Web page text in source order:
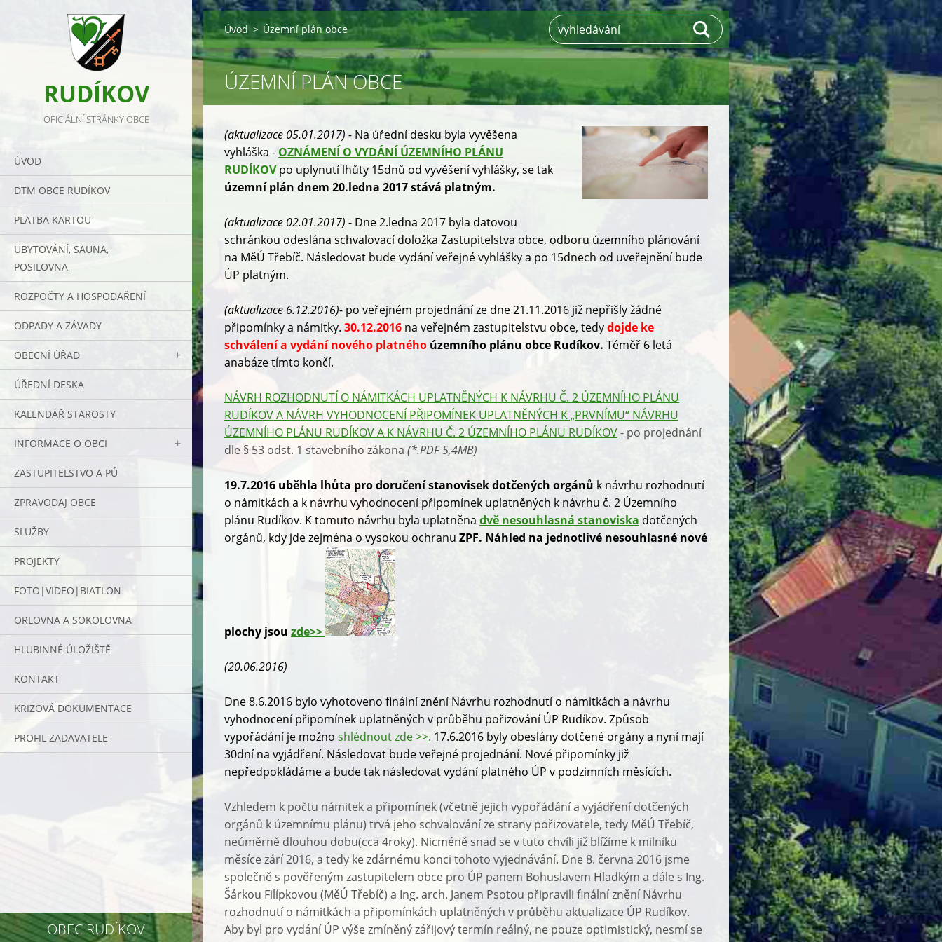
RUDÍKOV
OFICIÁLNÍ STRÁNKY OBCE
ÚVOD
DTM OBCE RUDÍKOV
PLATBA KARTOU
UBYTOVÁNÍ, SAUNA,
POSILOVNA
ROZPOČTY A HOSPODAŘENÍ
ODPADY A ZÁVADY
OBECNÍ ÚŘAD
ÚŘEDNÍ DESKA
KALENDÁŘ STAROSTY
INFORMACE O OBCI
ZASTUPITELSTVO A PÚ
ZPRAVODAJ OBCE
SLUŽBY
PROJEKTY
FOTO|VIDEO|BIATLON
ORLOVNA A SOKOLOVNA
HLUBINNÉ ÚLOŽIŠTĚ
KONTAKT
KRIZOVÁ DOKUMENTACE
PROFIL ZADAVATELE
OBEC RUDÍKOV
Úvod > Územní plán obce
ÚZEMNÍ PLÁN OBCE
(aktualizace 05.01.2017) - Na úřední desku byla vyvěšena
vyhláška - OZNÁMENÍ O VYDÁNÍ ÚZEMNÍHO PLÁNU
RUDÍKOVpo uplynutí lhůty 15dnů od vyvěšení vyhlášky, se tak
územní plán dnem 20.ledna 2017 stává platným.
(aktualizace 02.01.2017) - Dne 2.ledna 2017 byla datovou
schránkou odeslána schvalovací doložka Zastupitelstva obce, odboru územního plánování
na MěÚ Třebíč. Následovat bude vydání veřejné vyhlášky a po 15dnech od uveřejnění bude
ÚP platným.
(aktualizace 6.12.2016)- po veřejném projednání ze dne 21.11.2016 již nepřišly žádné
připomínky a námitky. 30.12.2016 na veřejném zastupitelstvu obce, tedydojde ke
schválení a vydání nového platného územního plánu obce Rudíkov. Téměř 6 letá
anabáze tímto končí.
NÁVRH ROZHODNUTÍ O NÁMITKÁCH UPLATNĚNÝCH K NÁVRHU Č. 2 ÚZEMNÍHO PLÁNU
RUDÍKOV A NÁVRH VYHODNOCENÍ PŘIPOMÍNEK UPLATNĚNÝCH K „PRVNÍMU“ NÁVRHU
ÚZEMNÍHO PLÁNU RUDÍKOV A K NÁVRHU Č. 2 ÚZEMNÍHO PLÁNU RUDÍKOV- po projednání
dle § 53 odst. 1 stavebního zákona (*.PDF 5,4MB)
19.7.2016 uběhla lhůta pro doručení stanovisek dotčených orgánů k návrhu rozhodnutí
o námitkách a k návrhu vyhodnocení připomínek uplatněných k návrhu č. 2 Územního
plánu Rudíkov. K tomuto návrhu byla uplatněna dvě nesouhlasná stanoviska dotčených
orgánů, kdy jde zejména o vysokou ochranu ZPF. Náhled na jednotlivé nesouhlasné nové
plochy jsou zde>>
(20.06.2016)
Dne 8.6.2016 bylo vyhotoveno finální znění Návrhu rozhodnutí o námitkách a návrhu
vyhodnocení připomínek uplatněných v průběhu pořizování ÚP Rudíkov. Způsob
vypořádání je možno shlédnout zde >>. 17.6.2016 byly obeslány dotčené orgány a nyní mají
30dní na vyjádření. Následovat bude veřejné projednání. Nové připomínky již
nepředpokládáme a bude tak následovat vydání platného ÚP v podzimních měsících.
Vzhledem k počtu námitek a připomínek (včetně jejich vypořádání a vyjádření dotčených
orgánů k územnímu plánu) trvá jeho schvalování ze strany pořizovatele, tedy MěÚ Třebíč,
neúměrně dlouhou dobu(cca 4roky). Nicméně snad se v tuto chvíli již blížíme k milníku
měsíce zárí 2016, a tedy ke zdárnému konci tohoto vyjednávání. Dne 8. června 2016 jsme
společně s pověřeným zastupitelem obce pro ÚP panem Bohuslavem Hladkým a dále s Ing.
Šárkou Filípkovou (MěÚ Třebíč) a Ing. arch. Janem Psotou připravili finální znění Návrhu
rozhodnutí o námitkách a připomínkách uplatněných v průběhu aktualizace ÚP Rudíkov.
Aby byl pro vydání ÚP výše zmíněný zářijový termín reálný, ne pouze optimistický, nesmí se